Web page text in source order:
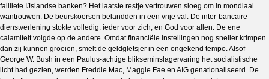
failliete IJslandse banken? Het laatste restje vertrouwen sloeg om in mondiaal
wantrouwen. De beurskoersen belandden in een vrije val. De inter-bancaire
dienstverlening stokte volledig: ieder voor zich, en God voor allen. De ene
calamiteit volgde op de andere. Omdat financiële instellingen nog sneller krimpen
dan zij kunnen groeien, smelt de geldgletsjer in een ongekend tempo. Alsof
George W. Bush in een Paulus-achtige blikseminslagervaring het socialistische
licht had gezien, werden Freddie Mac, Maggie Fae en AIG genationaliseerd. De